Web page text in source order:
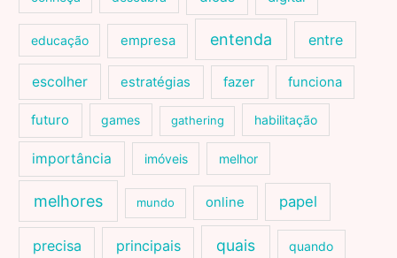
educação empresa entenda entre
escolher estratégias fazer funciona
futuro games gathering habilitação
importância imóveis melhor
melhores mundo online papel
precisa principais quais quando